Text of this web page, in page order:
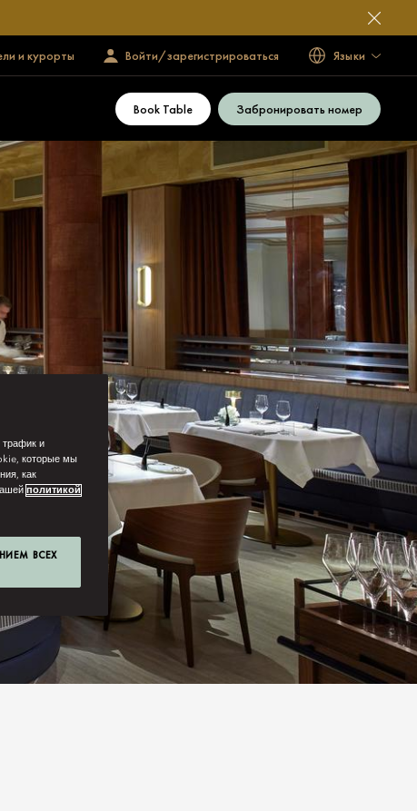
и курорты Войти/зарегистрироваться Языки
Book Table Забронировать номер
и
которые мы
как
политикой
ВСЕХ